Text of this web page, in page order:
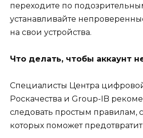
переходите по
устанавливайте
на свои устройства.
Что делать, чтобы аккаунт
Специалисты Центра
Роскачества и Group-IB
следовать простым правилам,
которых поможет